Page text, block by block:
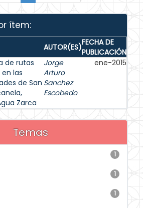
ítem:
AUTOR(ES)FECHA DE
PUBLICACIÓN
de rutas
las
de San
Zarca
Jorge
Arturo
Sanchez
Escobedo
ene-2015
Temas
1
1
1